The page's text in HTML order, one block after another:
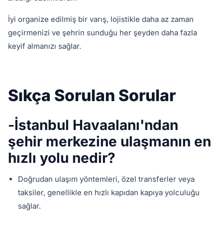
İyi organize edilmiş bir varış, lojistikle daha az zaman
geçirmenizi ve şehrin sunduğu her şeyden daha fazla
keyif almanızı sağlar.
Sıkça Sorulan Sorular
-İstanbul Havaalanı'ndan
şehir merkezine ulaşmanın en
hızlı yolu nedir?
Doğrudan ulaşım yöntemleri, özel transferler veya
taksiler, genellikle en hızlı kapıdan kapıya yolculuğu
sağlar.